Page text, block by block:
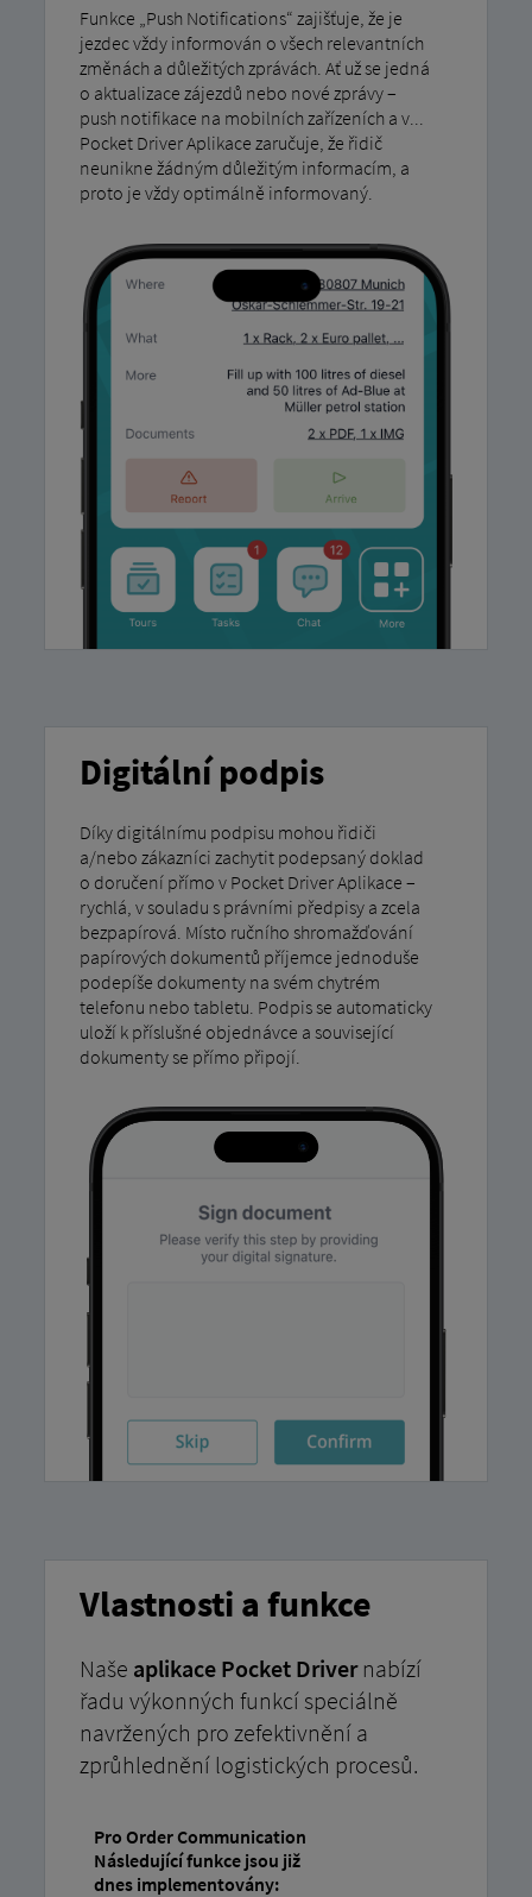
Funkce „Push Notifications“ zajišťuje, že je
jezdec vždy informován o všech relevantních
změnách a důležitých zprávách. Ať už se jedná
o aktualizace zájezdů nebo nové zprávy –
push notifikace na mobilních zařízeních a v...
Pocket Driver Aplikace zaručuje, že řidič
neunikne žádným důležitým informacím, a
proto je vždy optimálně informovaný.
Digitální podpis
Díky digitálnímu podpisu mohou řidiči
a/nebo zákazníci zachytit podepsaný doklad
o doručení přímo v Pocket Driver Aplikace –
rychlá, v souladu s právními předpisy a zcela
bezpapírová. Místo ručního shromažďování
papírových dokumentů příjemce jednoduše
podepíše dokumenty na svém chytrém
telefonu nebo tabletu. Podpis se automaticky
uloží k příslušné objednávce a související
dokumenty se přímo připojí.
Vlastnosti a funkce
Naše aplikace Pocket Drivernabízí
řadu výkonných funkcí speciálně
navržených pro zefektivnění a
zprůhlednění logistických procesů.
Pro Order Communication
Následující funkce jsou již
dnes implementovány: